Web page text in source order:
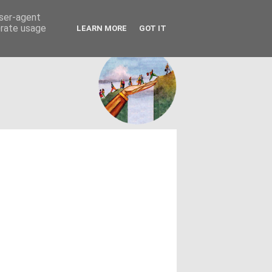
FACEBOOK
θεσμών - κοινωνίας
agent
usage
LEARN MORE GOT IT